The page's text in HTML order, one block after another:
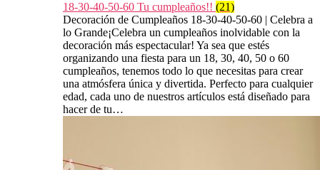
18-30-40-50-60 Tu cumpleaños!! (21)
Decoración de Cumpleaños 18-30-40-50-60 | Celebra a
lo Grande¡Celebra un cumpleaños inolvidable con la
decoración más espectacular! Ya sea que estés
organizando una fiesta para un 18, 30, 40, 50 o 60
cumpleaños, tenemos todo lo que necesitas para crear
una atmósfera única y divertida. Perfecto para cualquier
edad, cada uno de nuestros artículos está diseñado para
hacer de tu…